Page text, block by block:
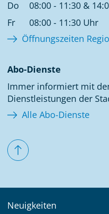
Do
08:00 - 11:30 &
Fr
08:00 - 11:30 Uhr
Öffnungszeiten
Abo-Dienste
Immer informiert mit
Dienstleistungen der
Alle Abo-Dienste
Neuigkeiten
Toolbar